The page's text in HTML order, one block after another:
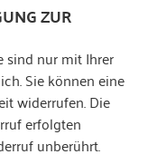
ZUR
sind nur mit Ihrer
Sie können eine
widerrufen. Die
erfolgten
unberührt.